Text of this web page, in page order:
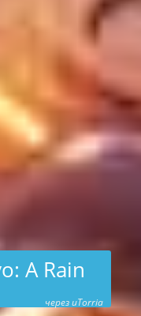
A Rain
через uTorria